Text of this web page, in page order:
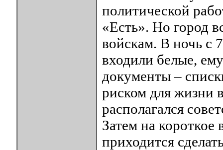
политической
«Есть». Но город
войскам. В ночь с
входили белые,
документы –
риском для жизни
располагался
Затем на короткое
приходится